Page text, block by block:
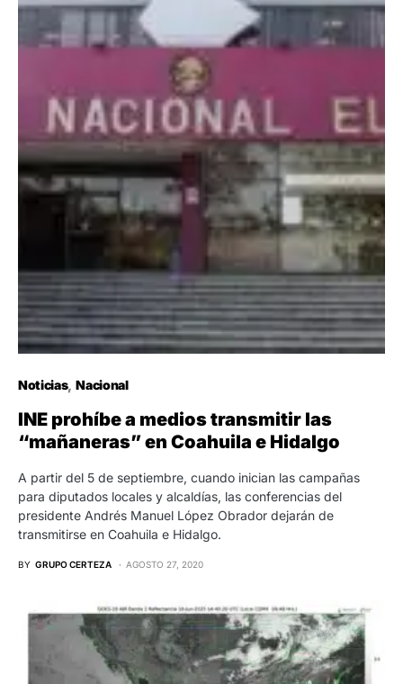
Noticias Nacional
INE prohíbe a medios transmitir las
“mañaneras” en Coahuila e Hidalgo
A partir del 5 de septiembre, cuando inician las campañas
para diputados locales y alcaldías, las conferencias del
presidente Andrés Manuel López Obrador dejarán de
transmitirse en Coahuila e Hidalgo.
BY GRUPO CERTEZA AGOSTO 27, 2020